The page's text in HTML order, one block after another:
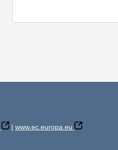
| www.ec.europa.eu